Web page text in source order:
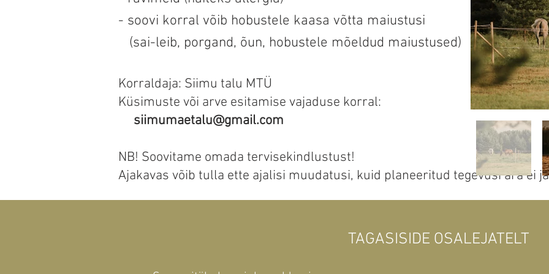
- soovi korral võib hobustele kaasa võtta maiustusi
(sai-leib, porgand, õun, hobustele mõeldud maiustused)
Korraldaja: Siimu talu MTÜ
Küsimuste või arve esitamise vajaduse korral:
siimumaetalu@gmail.com
NB! Soovitame omada tervisekindlustust!
Ajakavas võib tulla ette ajalisi muudatusi, kuid planeeritud tegevusi ära ei
TAGASISIDE OSALEJATELT